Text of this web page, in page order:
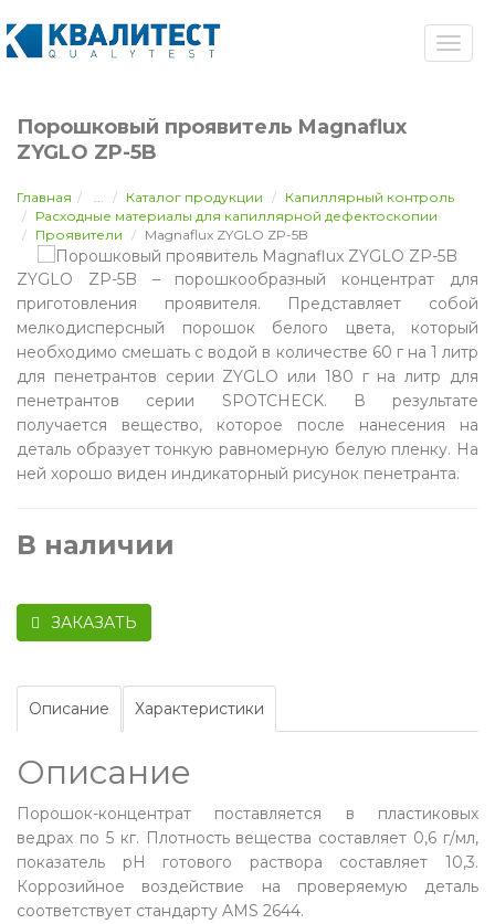
Порошковый проявитель Magnaflux
ZYGLO ZP-5B
Главная ... Каталог продукции
Капиллярный контроль
Расходные материалы для капиллярной дефектоскопии
Проявители
Magnaflux ZYGLO ZP-5B
ZYGLO ZP-5B – порошкообразный концентрат для
приготовления проявителя. Представляет собой
мелкодисперсный порошок белого цвета, который
необходимо смешать с водой в количестве 60 г на 1 литр
для пенетрантов серии ZYGLO или 180 г на литр для
пенетрантов серии SPOTCHECK. В результате
получается вещество, которое после нанесения на
деталь образует тонкую равномерную белую пленку. На
ней хорошо виден индикаторный рисунок пенетранта.
В наличии
ЗАКАЗАТЬ
Описание Характеристики
Описание
Порошок-концентрат поставляется в пластиковых
ведрах по 5 кг. Плотность вещества составляет 0,6 г/мл,
показатель pH готового раствора составляет 10,3.
Коррозийное воздействие на проверяемую деталь
соответствует стандарту AMS 2644.